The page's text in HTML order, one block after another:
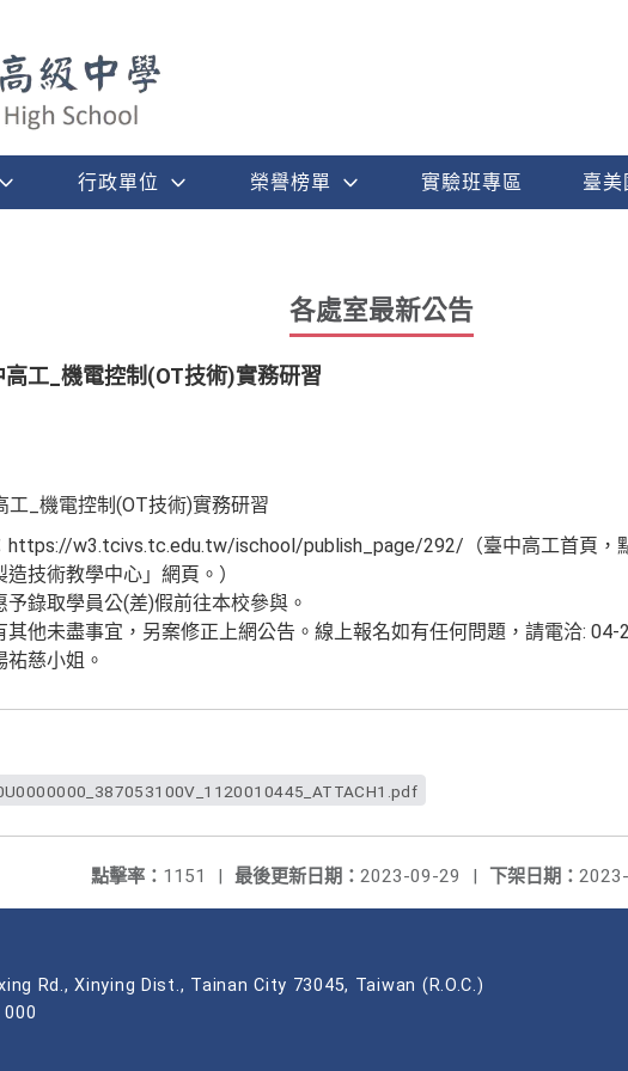
行政單位 榮譽榜單 實驗班專區 臺美
各處室最新公告
工_機電控制(OT技術)實務研習
工_機電控制(OT技術)實務研習
https://w3.tcivs.tc.edu.tw/ischool/publish_page/292/（臺中高工首頁，
造技術教學中心」網頁。）
予錄取學員公(差)假前往本校參與。
其他未盡事宜，另案修正上網公告。線上報名如有任何問題，請電洽:
祐慈小姐。
下架日期：
最後更新日期： 2023-09-29 |
點擊率： 1151 |
Rd., Xinying Dist., Tainan City 73045, Taiwan (R.O.C.)
000